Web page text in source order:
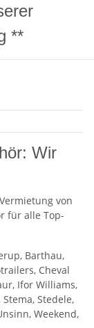
**
Wir
von
für alle Top-
Barthau,
Cheval
Ifor Williams,
Stedele,
Weekend,